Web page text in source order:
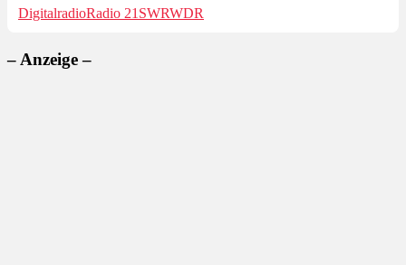
DigitalradioRadio 21 SWRWDR
– Anzeige –